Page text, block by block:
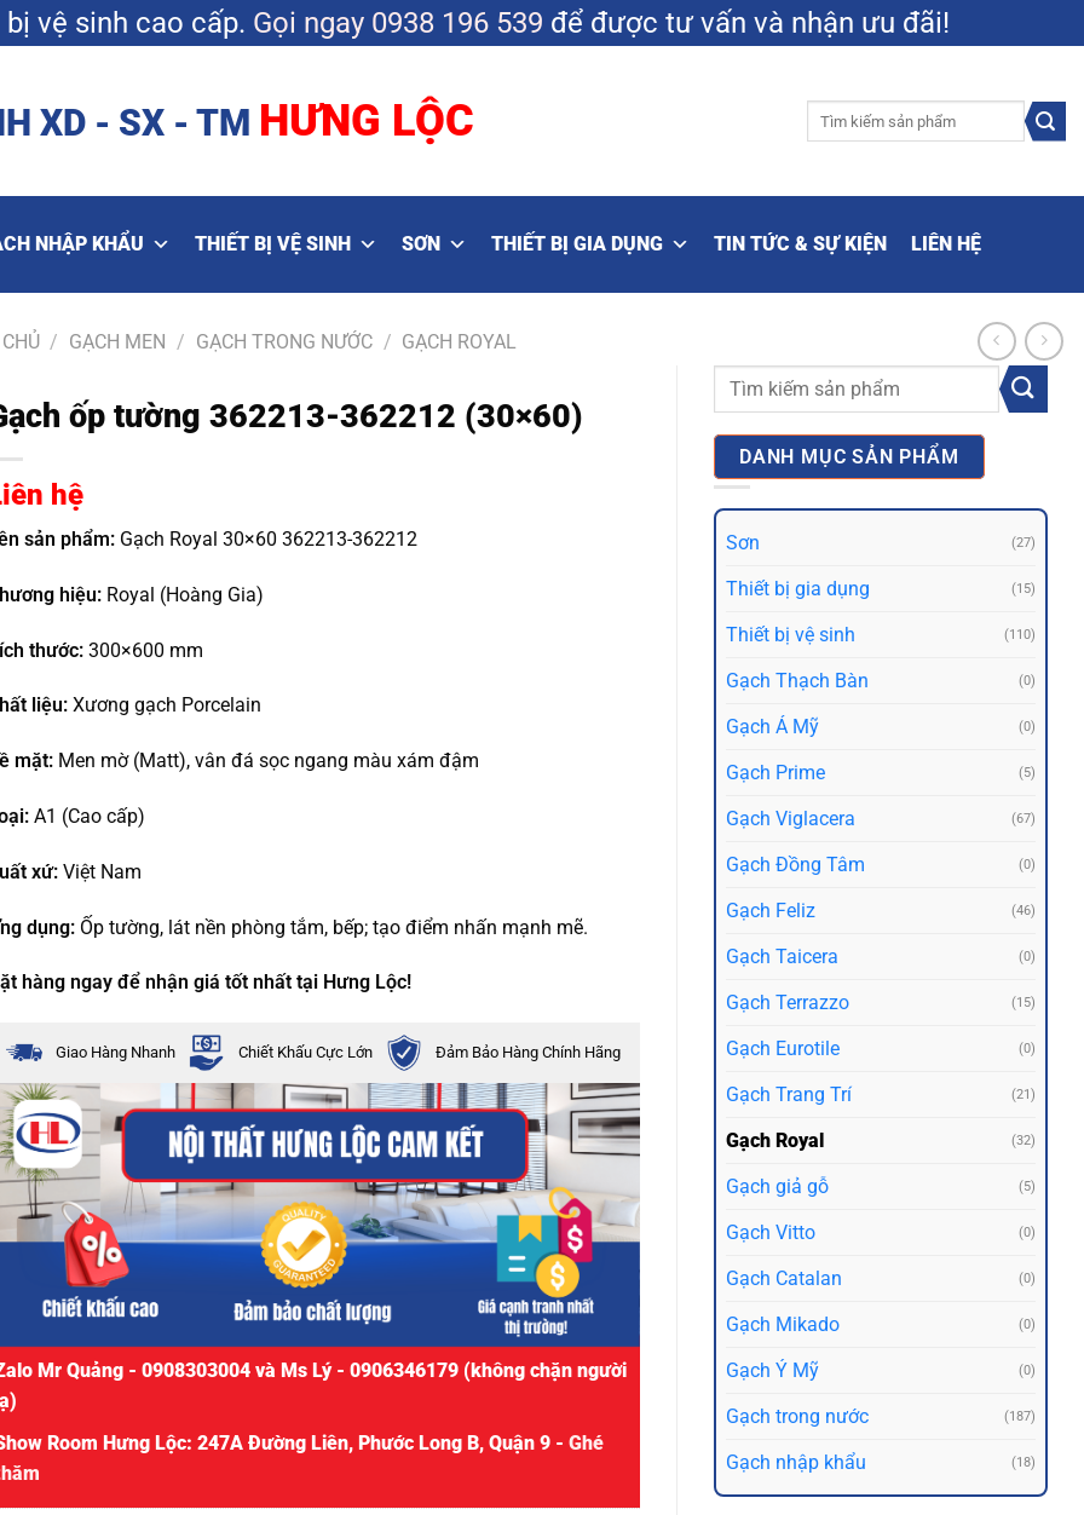
vệ sinh cao cấp. Gọi ngay 0938 196 539 để được tư vấn và nhận ưu đãi!
XD - SX - TM HƯNG LỘC
Tìm
kiếm:
NHẬP KHẨU THIẾT BỊ VỆ SINH SƠN THIẾT BỊ GIA DỤNG TIN TỨC & SỰ KIỆN LIÊN HỆ
/ GẠCH MEN / GẠCH TRONG NƯỚC / GẠCH ROYAL
Tìm
kiếm:
DANH MỤC SẢN PHẨM
Sơn (27)
Thiết bị gia dụng (15)
Thiết bị vệ sinh (110)
Gạch Thạch Bàn (0)
Gạch Á Mỹ (0)
Gạch Prime (5)
Gạch Viglacera (67)
Gạch Đồng Tâm (0)
Gạch Feliz (46)
Gạch Taicera (0)
Gạch Terrazzo (15)
Gạch Eurotile (0)
Gạch Trang Trí (21)
Gạch Royal (32)
Gạch giả gỗ (5)
Gạch Vitto (0)
Gạch Catalan (0)
Gạch Mikado (0)
Gạch Ý Mỹ (0)
Gạch trong nước (187)
Gạch nhập khẩu (18)
ốp tường 362213-362212 (30×60)
hệ
sản phẩm: Gạch Royal 30×60 362213-362212
hiệu: Royal (Hoàng Gia)
thước: 300×600 mm
liệu: Xương gạch Porcelain
mặt: Men mờ (Matt), vân đá sọc ngang màu xám đậm
A1 (Cao cấp)
xứ: Việt Nam
dụng: Ốp tường, lát nền phòng tắm, bếp; tạo điểm nhấn mạnh mẽ.
hàng ngay để nhận giá tốt nhất tại Hưng Lộc!
Giao Hàng Nhanh Chiết Khấu Cực Lớn Đảm Bảo Hàng Chính Hãng
Mr Quảng - 0908303004 và Ms Lý - 0906346179 (không chặn người
Room Hưng Lộc: 247A Đường Liên, Phước Long B, Quận 9 -Ghé